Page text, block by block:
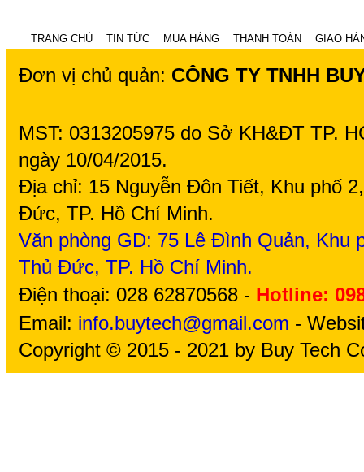
TRANG CHỦ TIN TỨC MUA HÀNG THANH TOÁN GIAO
Đơn vị chủ quản: CÔNG TY TNHH
MST: 0313205975 do Sở KH&ĐT TP.
ngày 10/04/2015.
Địa chỉ: 15 Nguyễn Đôn Tiết, Khu phố
Đức, TP. Hồ Chí Minh.
Văn phòng GD: 75 Lê Đình Quản, Khu
Thủ Đức, TP. Hồ Chí Minh.
Điện thoại: 028 62870568 - Hotline:
Email: info.buytech@gmail.com -
Copyright © 2015 - 2021 by Buy Tech